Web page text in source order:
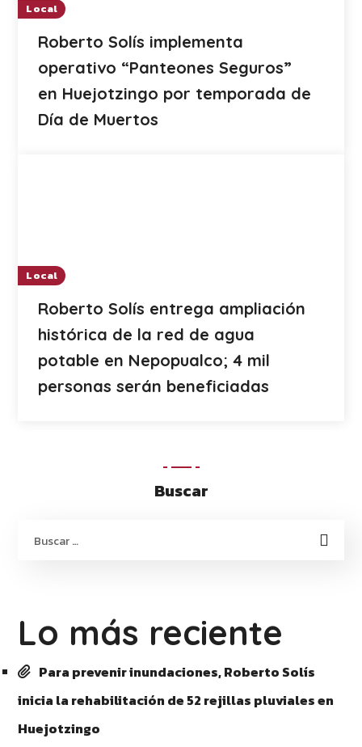
Local
Roberto Solís implementa
operativo “Panteones Seguros”
en Huejotzingo por temporada de
Día de Muertos
Local
Roberto Solís entrega ampliación
histórica de la red de agua
potable en Nepopualco; 4 mil
personas serán beneficiadas
Buscar
Lo más reciente
Para prevenir inundaciones, Roberto Solís
inicia la rehabilitación de 52 rejillas pluviales en
Huejotzingo